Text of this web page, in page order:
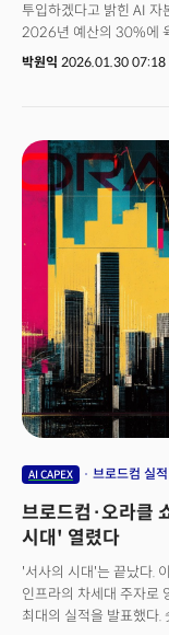
투입하겠다고 밝힌 AI 자
2026년 예산의 30%에
이는 메타가 2025년 지
베팅하고 있는지 상징
메타의 주가는 10.40%
이면에는 가상현실(VR)
메타의 절박한 상황이
박원익 2026.01.30 07:18
AI CAPEX 브로드컴 실적
브로드컴·오라클
시대' 열렸다
'서사의 시대'는 끝났다.
인프라의 차세대 주자로
최대의 실적을 발표했다